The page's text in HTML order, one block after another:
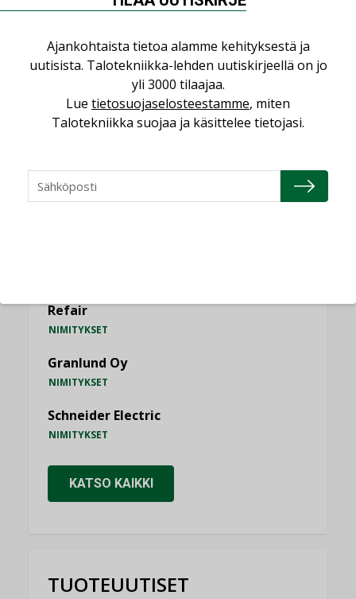
jämähtänyt ajassa paikalleen
MIELIPIDE
KATSO KAIKKI
Refair
NIMITYKSET
Granlund Oy
NIMITYKSET
Schneider Electric
NIMITYKSET
KATSO KAIKKI
TUOTEUUTISET
Ajankohtaista tietoa alamme kehityksestä ja
uutisista. Talotekniikka-lehden uutiskirjeellä on jo
yli 3000 tilaajaa.
Lue tietosuojaselosteestamme, miten
Talotekniikka suojaa ja käsittelee tietojasi.